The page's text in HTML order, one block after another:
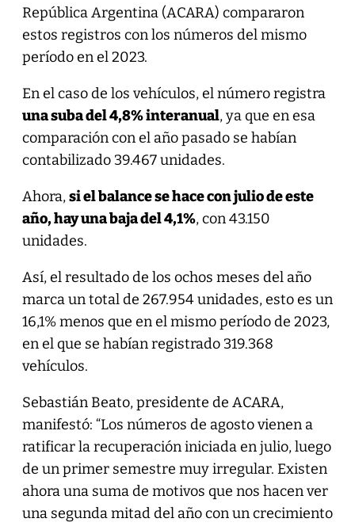
República Argentina (ACARA) compararon
estos registros con los números del mismo
período en el 2023.
En el caso de los vehículos, el número registra
una suba del 4,8% interanual, ya que en esa
comparación con el año pasado se habían
contabilizado 39.467 unidades.
Ahora,si el balance se hace con julio de este
año, hay una baja del 4,1%, con 43.150
unidades.
Así, el resultado de los ochos meses del año
marca un total de 267.954 unidades, esto es un
16,1% menos que en el mismo período de 2023,
en el que se habían registrado 319.368
vehículos.
Sebastián Beato, presidente de ACARA,
manifestó: “Los números de agosto vienen a
ratificar la recuperación iniciada en julio, luego
de un primer semestre muy irregular. Existen
ahora una suma de motivos que nos hacen ver
una segunda mitad del año con un crecimiento